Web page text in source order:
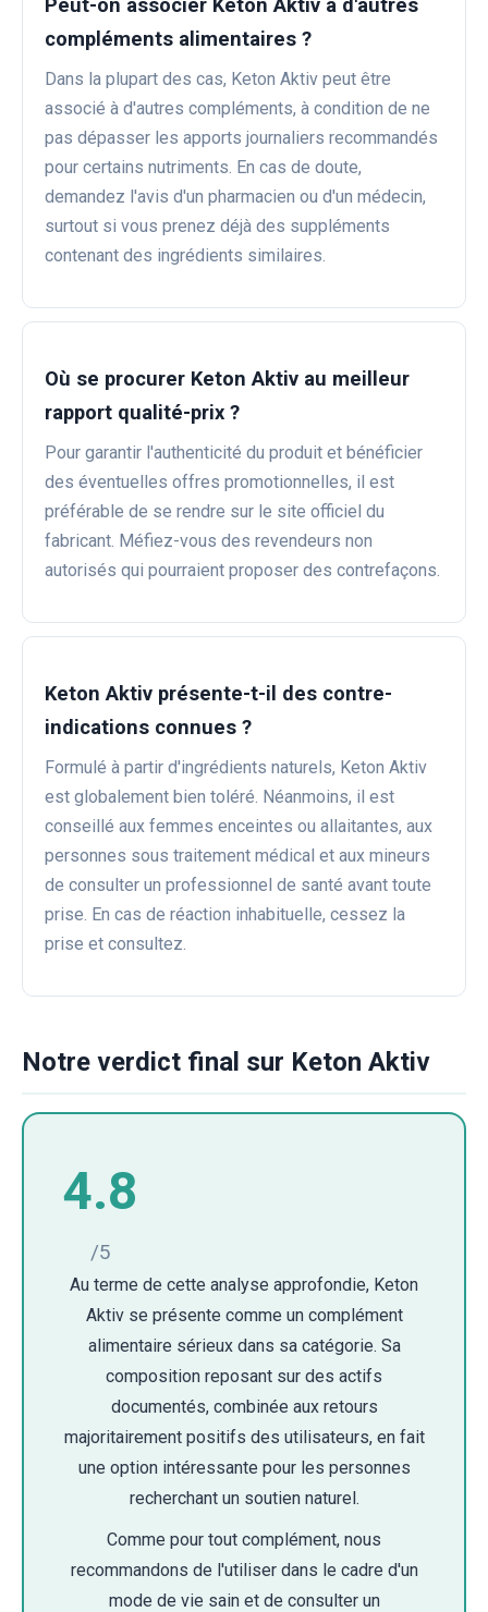
Peut-on associer Keton Aktiv à d'autres
compléments alimentaires ?
Dans la plupart des cas, Keton Aktiv peut être
associé à d'autres compléments, à condition de ne
pas dépasser les apports journaliers recommandés
pour certains nutriments. En cas de doute,
demandez l'avis d'un pharmacien ou d'un médecin,
surtout si vous prenez déjà des suppléments
contenant des ingrédients similaires.
Où se procurer Keton Aktiv au meilleur
rapport qualité-prix ?
Pour garantir l'authenticité du produit et bénéficier
des éventuelles offres promotionnelles, il est
préférable de se rendre sur le site officiel du
fabricant. Méfiez-vous des revendeurs non
autorisés qui pourraient proposer des contrefaçons.
Keton Aktiv présente-t-il des contre-
indications connues ?
Formulé à partir d'ingrédients naturels, Keton Aktiv
est globalement bien toléré. Néanmoins, il est
conseillé aux femmes enceintes ou allaitantes, aux
personnes sous traitement médical et aux mineurs
de consulter un professionnel de santé avant toute
prise. En cas de réaction inhabituelle, cessez la
prise et consultez.
Notre verdict final sur Keton Aktiv
4.8
/5
Au terme de cette analyse approfondie, Keton
Aktiv se présente comme un complément
alimentaire sérieux dans sa catégorie. Sa
composition reposant sur des actifs
documentés, combinée aux retours
majoritairement positifs des utilisateurs, en fait
une option intéressante pour les personnes
recherchant un soutien naturel.
Comme pour tout complément, nous
recommandons de l'utiliser dans le cadre d'un
mode de vie sain et de consulter un